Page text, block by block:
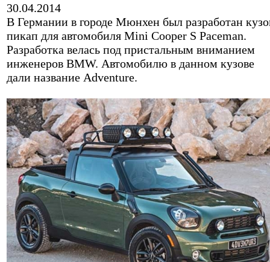
30.04.2014
В Германии в городе Мюнхен был разработан
пикап для автомобиля Mini Cooper S Paceman.
Разработка велась под пристальным вниманием
инженеров BMW. Автомобилю в данном кузове
дали название Adventure.